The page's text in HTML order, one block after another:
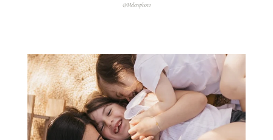
@melcrsphoto
melcrsphoto
Mai 21